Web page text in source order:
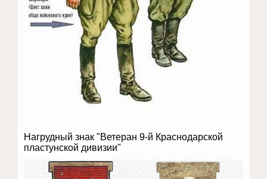
Нагрудный знак "Ветеран 9-й Краснодарской
пластунской дивизии"